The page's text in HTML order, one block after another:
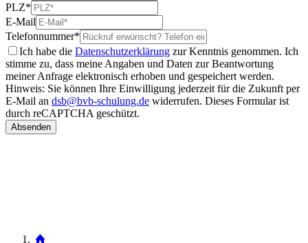
PLZ*
E-Mail
Telefonnummer*
Ich habe die Datenschutzerklärung zur Kenntnis genommen. Ich
stimme zu, dass meine Angaben und Daten zur Beantwortung
meiner Anfrage elektronisch erhoben und gespeichert werden.
Hinweis: Sie können Ihre Einwilligung jederzeit für die Zukunft per
E-Mail an dsb@bvb-schulung.de widerrufen. Dieses Formular ist
durch reCAPTCHA geschützt.